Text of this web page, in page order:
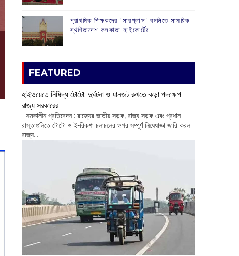
প্রাথমিক শিক্ষকদের ‘সারপ্লাস’ বদলিতে সাময়িক
স্থগিতাদেশ কলকাতা হাইকোর্টের
FEATURED
হাইওয়েতে নিষিদ্ধ টোটো: দুর্ঘটনা ও যানজট রুখতে কড়া পদক্ষেপ
রাজ্য সরকারের
সমকালীন প্রতিবেদন : রাজ্যের জাতীয় সড়ক, রাজ্য সড়ক এবং প্রধান
রাস্তাগুলিতে টোটো ও ই-রিকশা চলাচলের ওপর সম্পূর্ণ নিষেধাজ্ঞা জারি করল
রাজ্য...